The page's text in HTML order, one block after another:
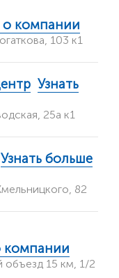
о компании
103 к1
Узнать
25а к1
Узнать больше
82
компании
15 км, 1/2